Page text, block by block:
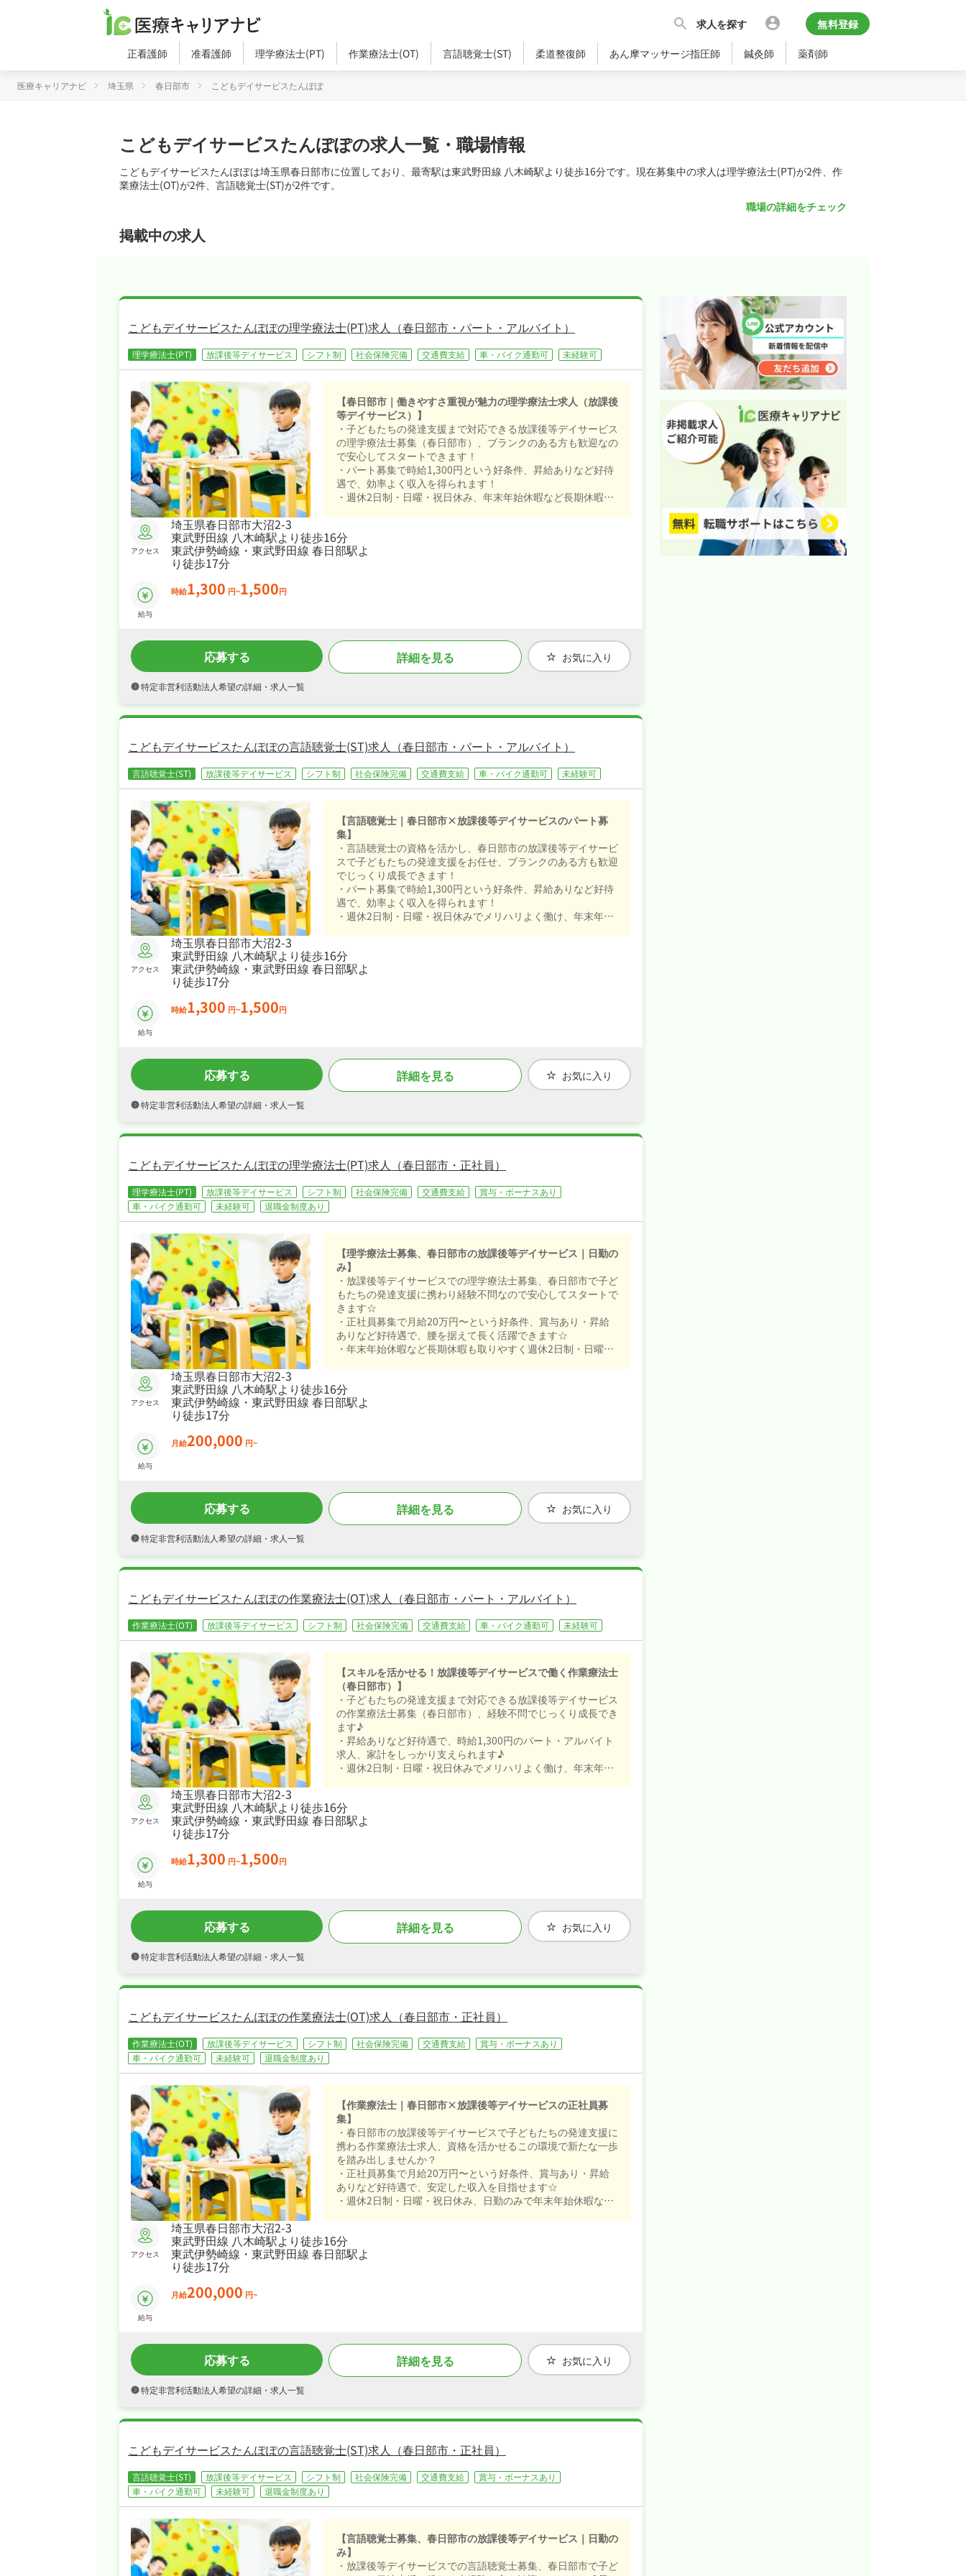
求人を探す 無料登録
正看護師 准看護師 理学療法士(PT) 作業療法士(OT) 言語聴覚士(ST) 柔道整復師 あん摩マッサージ指圧師 鍼灸師 薬剤師
医療キャリアナビ 埼玉県 春日部市 こどもデイサービスたんぽぽ
こどもデイサービスたんぽぽの求人一覧・職場情報
こどもデイサービスたんぽぽは埼玉県春日部市に位置しており、最寄駅は東武野田線 八木崎駅より徒歩16分です。現在募集中の求人は理学療法士(PT)が2件、作
業療法士(OT)が2件、言語聴覚士(ST)が2件です。
職場の詳細をチェック
掲載中の求人
こどもデイサービスたんぽぽの理学療法士(PT)求人（春日部市・パート・アルバイト）
理学療法士(PT) 放課後等デイサービス シフト制 社会保険完備 交通費支給 車・バイク通勤可 未経験可
アクセス
埼玉県春日部市大沼2-3
東武野田線 八木崎駅より徒歩16分
東武伊勢崎線・東武野田線 春日部駅よ
り徒歩17分
給与
時給1,300 円~1,500円
【春日部市｜働きやすさ重視が魅力の理学療法士求人（放課後
等デイサービス）】
・子どもたちの発達支援まで対応できる放課後等デイサービス
の理学療法士募集（春日部市）、ブランクのある方も歓迎なの
で安心してスタートできます！
・パート募集で時給1,300円という好条件、昇給ありなど好待
遇で、効率よく収入を得られます！
・週休2日制・日曜・祝日休み、年末年始休暇など長期休暇も
応募する 詳細を見る お気に入り
特定非営利活動法人希望の詳細・求人一覧
こどもデイサービスたんぽぽの言語聴覚士(ST)求人（春日部市・パート・アルバイト）
言語聴覚士(ST) 放課後等デイサービス シフト制 社会保険完備 交通費支給 車・バイク通勤可 未経験可
アクセス
埼玉県春日部市大沼2-3
東武野田線 八木崎駅より徒歩16分
東武伊勢崎線・東武野田線 春日部駅よ
り徒歩17分
給与
時給1,300 円~1,500円
【言語聴覚士｜春日部市×放課後等デイサービスのパート募
集】
・言語聴覚士の資格を活かし、春日部市の放課後等デイサービ
スで子どもたちの発達支援をお任せ、ブランクのある方も歓迎
でじっくり成長できます！
・パート募集で時給1,300円という好条件、昇給ありなど好待
遇で、効率よく収入を得られます！
・週休2日制・日曜・祝日休みでメリハリよく働け、年末年始
応募する 詳細を見る お気に入り
特定非営利活動法人希望の詳細・求人一覧
こどもデイサービスたんぽぽの理学療法士(PT)求人（春日部市・正社員）
理学療法士(PT) 放課後等デイサービス シフト制 社会保険完備 交通費支給
賞与・ボーナスあり
車・バイク通勤可
未経験可 退職金制度あり
アクセス
埼玉県春日部市大沼2-3
東武野田線 八木崎駅より徒歩16分
東武伊勢崎線・東武野田線 春日部駅よ
り徒歩17分
給与
月給200,000 円~
【理学療法士募集、春日部市の放課後等デイサービス｜日勤の
み】
・放課後等デイサービスでの理学療法士募集、春日部市で子ど
もたちの発達支援に携わり経験不問なので安心してスタートで
きます☆
・正社員募集で月給20万円〜という好条件、賞与あり・昇給
ありなど好待遇で、腰を据えて長く活躍できます☆
・年末年始休暇など長期休暇も取りやすく週休2日制・日曜・
・社会保険完備、退職金制度ありなど福利厚生も充実、はじめ
ての方も安心して飛び込める職場です☆
応募する 詳細を見る お気に入り
特定非営利活動法人希望の詳細・求人一覧
こどもデイサービスたんぽぽの作業療法士(OT)求人（春日部市・パート・アルバイト）
作業療法士(OT) 放課後等デイサービス シフト制 社会保険完備 交通費支給 車・バイク通勤可 未経験可
アクセス
埼玉県春日部市大沼2-3
東武野田線 八木崎駅より徒歩16分
東武伊勢崎線・東武野田線 春日部駅よ
り徒歩17分
給与
時給1,300 円~1,500円
【スキルを活かせる！放課後等デイサービスで働く作業療法士
（春日部市）】
・子どもたちの発達支援まで対応できる放課後等デイサービス
の作業療法士募集（春日部市）、経験不問でじっくり成長でき
ます♪
・昇給ありなど好待遇で、時給1,300円のパート・アルバイト
求人、家計をしっかり支えられます♪
・週休2日制・日曜・祝日休みでメリハリよく働け、年末年始
ます♪
応募する 詳細を見る お気に入り
特定非営利活動法人希望の詳細・求人一覧
こどもデイサービスたんぽぽの作業療法士(OT)求人（春日部市・正社員）
作業療法士(OT) 放課後等デイサービス シフト制 社会保険完備 交通費支給
賞与・ボーナスあり
車・バイク通勤可
未経験可 退職金制度あり
アクセス
埼玉県春日部市大沼2-3
東武野田線 八木崎駅より徒歩16分
東武伊勢崎線・東武野田線 春日部駅よ
り徒歩17分
給与
月給200,000 円~
【作業療法士｜春日部市×放課後等デイサービスの正社員募
集】
・春日部市の放課後等デイサービスで子どもたちの発達支援に
携わる作業療法士求人、資格を活かせるこの環境で新たな一歩
を踏み出しませんか？
・正社員募集で月給20万円〜という好条件、賞与あり・昇給
ありなど好待遇で、安定した収入を目指せます☆
・週休2日制・日曜・祝日休み、日勤のみで年末年始休暇など
・社会保険完備、退職金制度ありが揃い、安心して長く働ける
環境が魅力です☆
応募する 詳細を見る お気に入り
特定非営利活動法人希望の詳細・求人一覧
こどもデイサービスたんぽぽの言語聴覚士(ST)求人（春日部市・正社員）
言語聴覚士(ST) 放課後等デイサービス シフト制 社会保険完備 交通費支給
賞与・ボーナスあり
車・バイク通勤可
未経験可 退職金制度あり
【言語聴覚士募集、春日部市の放課後等デイサービス｜日勤の
み】
・放課後等デイサービスでの言語聴覚士募集、春日部市で子ど